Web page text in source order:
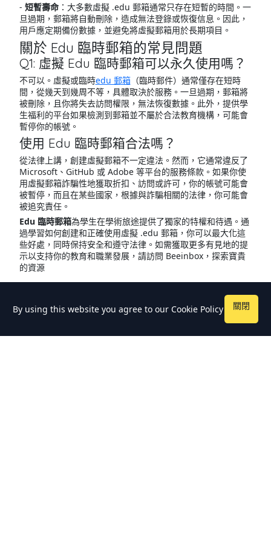
- 短暫壽命：大多數虛擬 .edu 郵箱通常只存在短暫的時間。一
旦過期，郵箱將自動刪除，造成無法登錄或恢復信息。因此，
用戶應定期備份數據，並避免將虛擬郵箱用於長期項目。
關於 Edu 臨時郵箱的常見問題
Q1: 虛擬 Edu 臨時郵箱可以永久使用嗎？
不可以。虛擬或臨時edu 郵箱（臨時郵件）通常僅存在短時
間，從幾天到幾周不等，具體取決於服務。一旦過期，郵箱將
被刪除，且你將失去訪問權限，無法恢復數據。此外，提供學
生福利的平台如果檢測到郵箱並不屬於合法教育機構，可能會
暫停你的帳號。
使用 Edu 臨時郵箱合法嗎？
從法律上講，創建虛擬郵箱不一定違法。然而，它通常違反了
Microsoft、GitHub 或 Adobe 等平台的服務條款。如果你使
用虛擬郵箱詐騙性地獲取折扣、訪問或許可，你的帳號可能會
被暫停，而且在某些國家，根據與詐騙相關的法律，你可能會
被追究責任。
Edu 臨時郵箱為學生在學術旅途提供了獨家的特權和待遇。通
過學習如何創建和正確使用虛擬 .edu 郵箱，你可以最大化這
些好處，同時保持安全和遵守法律。如需獲取更多有見地的提
示以支持你的教育和職業發展，請訪問 Beeinbox，探索寶貴
的資源
By using this website you agree to our Cookie Policy 關閉